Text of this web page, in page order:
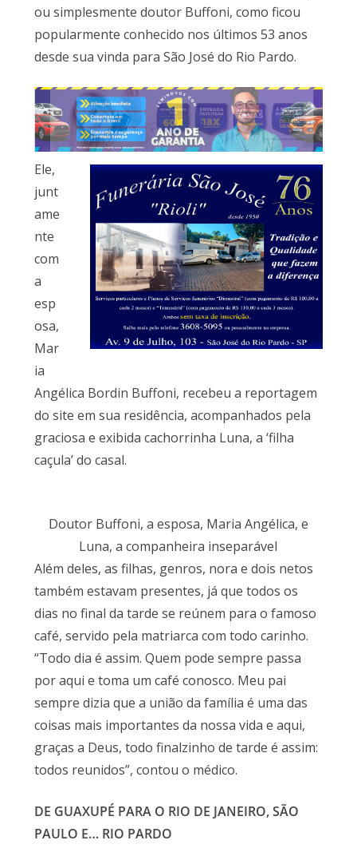
ou simplesmente doutor Buffoni, como ficou
popularmente conhecido nos últimos 53 anos
desde sua vinda para São José do Rio Pardo.
Ele,
junt
ame
nte
com
a
esp
osa,
Mar
ia
Angélica Bordin Buffoni, recebeu a reportagem
do site em sua residência, acompanhados pela
graciosa e exibida cachorrinha Luna, a ‘filha
caçula’ do casal.
Doutor Buffoni, a esposa, Maria Angélica, e
Luna, a companheira inseparável
Além deles, as filhas, genros, nora e dois netos
também estavam presentes, já que todos os
dias no final da tarde se reúnem para o famoso
café, servido pela matriarca com todo carinho.
“Todo dia é assim. Quem pode sempre passa
por aqui e toma um café conosco. Meu pai
sempre dizia que a união da família é uma das
coisas mais importantes da nossa vida e aqui,
graças a Deus, todo finalzinho de tarde é assim:
todos reunidos”, contou o médico.
DE GUAXUPÉ PARA O RIO DE JANEIRO, SÃO
PAULO E… RIO PARDO